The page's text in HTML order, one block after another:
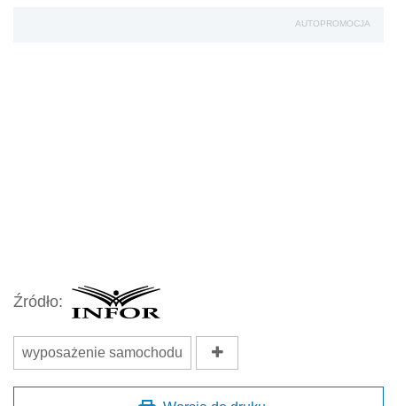
AUTOPROMOCJA
Źródło:
wyposażenie samochodu